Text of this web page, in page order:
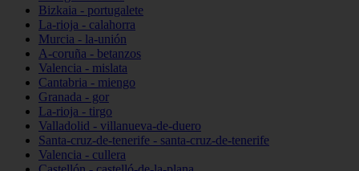
Bizkaia - portugalete
La-rioja - calahorra
Murcia - la-unión
A-coruña - betanzos
Valencia - mislata
Cantabria - miengo
Granada - gor
La-rioja - tirgo
Valladolid - villanueva-de-duero
Santa-cruz-de-tenerife - santa-cruz-de-tenerife
Valencia - cullera